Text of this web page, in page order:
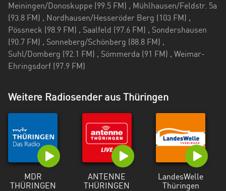
Meiningen/Donoskuppe (99.5 FM) , Mühlhausen/Feldstr. 5a
(93.8 FM) , Nordhausen/Hesseröder Berg (103 FM) ,
Pössneck (98.9 FM) , Saalfeld (97.6 FM) , Sondershausen
(90.7 FM) , Sonneberg/Schönberg (88.8 FM) ,
Suhl/Domberg (92.1 FM) , Sömmerda (91 FM) , Weimar-
Ehringsdorf (97.9 FM)
Weitere Radiosender aus Thüringen
MDR
THÜRINGEN
ANTENNE
THÜRINGEN
LandesWelle
Thüringen